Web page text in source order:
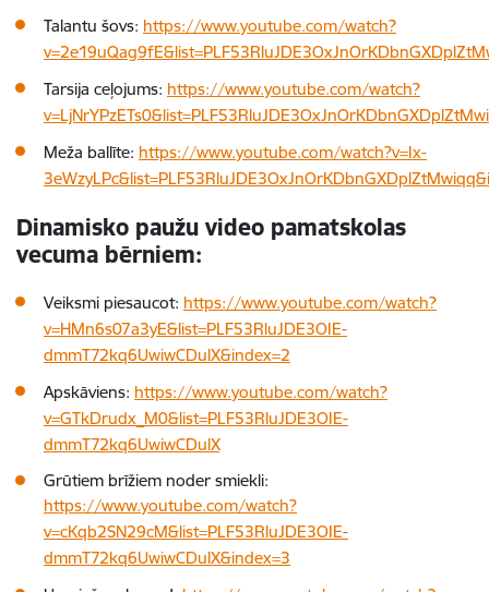
Talantu šovs: https://www.youtube.com/watch?
Tarsija ceļojums: https://www.youtube.com/watch?
Meža ballīte: https://www.youtube.com/watch?v=Ix-
Dinamisko paužu video pamatskolas
vecuma bērniem:
Veiksmi piesaucot: https://www.youtube.com/watch?
v=HMn6s07a3yE&list=PLF53RluJDE3OIE-
dmmT72kq6UwiwCDulX&index=2
Apskāviens: https://www.youtube.com/watch?
v=GTkDrudx_M0&list=PLF53RluJDE3OIE-
dmmT72kq6UwiwCDulX
Grūtiem brīžiem noder smiekli:
https://www.youtube.com/watch?
v=cKqb2SN29cM&list=PLF53RluJDE3OIE-
dmmT72kq6UwiwCDulX&index=3